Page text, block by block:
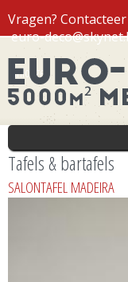
Vragen?
euro-
Inloggen
Tafels & bartafels
SALONTAFEL MADEIRA